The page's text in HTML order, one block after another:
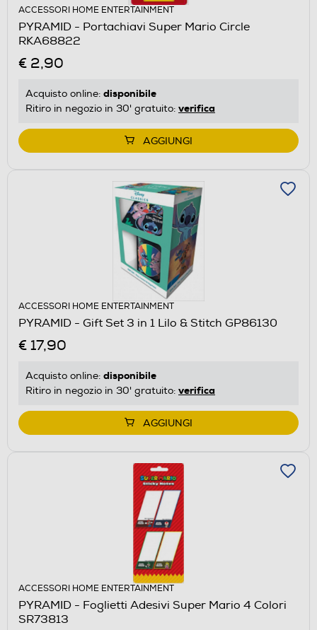
ACCESSORI HOME ENTERTAINMENT
PYRAMID - Portachiavi Super Mario Circle
RKA68822
€ 2,90
Acquisto online: disponibile
Ritiro in negozio in 30' gratuito: verifica
AGGIUNGI
ACCESSORI HOME ENTERTAINMENT
PYRAMID - Gift Set 3 in 1 Lilo & Stitch GP86130
€ 17,90
Acquisto online: disponibile
Ritiro in negozio in 30' gratuito: verifica
AGGIUNGI
ACCESSORI HOME ENTERTAINMENT
PYRAMID - Foglietti Adesivi Super Mario 4 Colori
SR73813